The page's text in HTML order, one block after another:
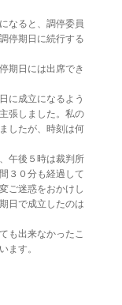
なると、調停委員
停期日に続行する
期日には出席でき
に成立になるよう
張しました。私の
したが、時刻は何
午後５時は裁判所
３０分も経過して
ご迷惑をおかけし
日で成立したのは
も出来なかったこ
ます。